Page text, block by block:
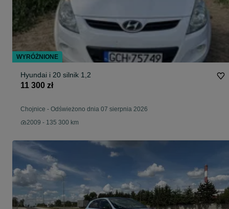
Hyundai i 20 silnik 1,2
11 300 zł
Chojnice - Odświeżono dnia 07 sierpnia 2026
2009 - 135 300 km
WYRÓŻNIONE